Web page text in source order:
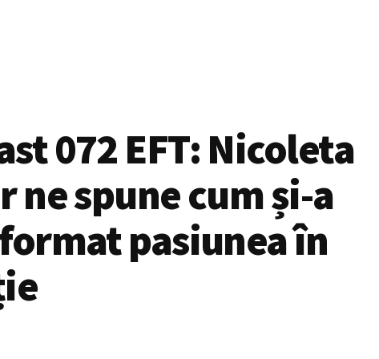
072 EFT: Nicoleta
ne spune cum și-a
pasiunea în